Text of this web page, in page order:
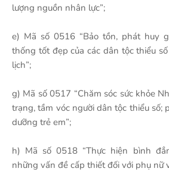
lượng nguồn nhân lực”;
e) Mã số 0516 “Bảo tồn, phát huy
thống tốt đẹp của các dân tộc thiểu
lịch”;
g) Mã số 0517 “Chăm sóc sức khỏe
trạng, tầm vóc người dân tộc thiểu số;
dưỡng trẻ em”;
h) Mã số 0518 “Thực hiện bình
những vấn đề cấp thiết đối với phụ nữ